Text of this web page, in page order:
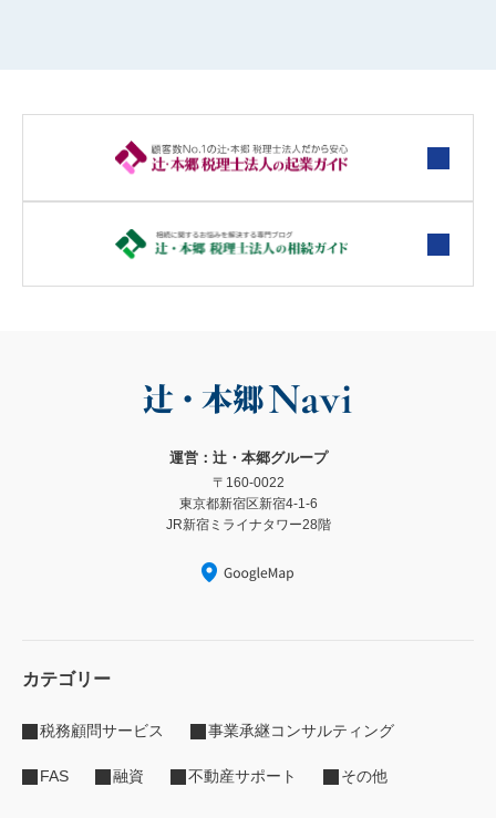
運営：辻・本郷グループ
〒160-0022
東京都新宿区新宿4-1-6
JR新宿ミライナタワー28階
カテゴリー
税務顧問サービス 事業承継コンサルティング
FAS 融資 不動産サポート その他